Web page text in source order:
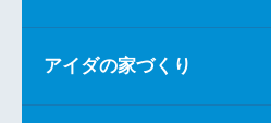
アイダの家づくり